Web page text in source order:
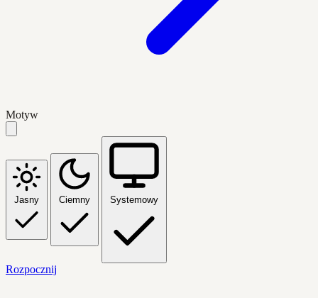
Motyw
Jasny Ciemny Systemowy
Rozpocznij